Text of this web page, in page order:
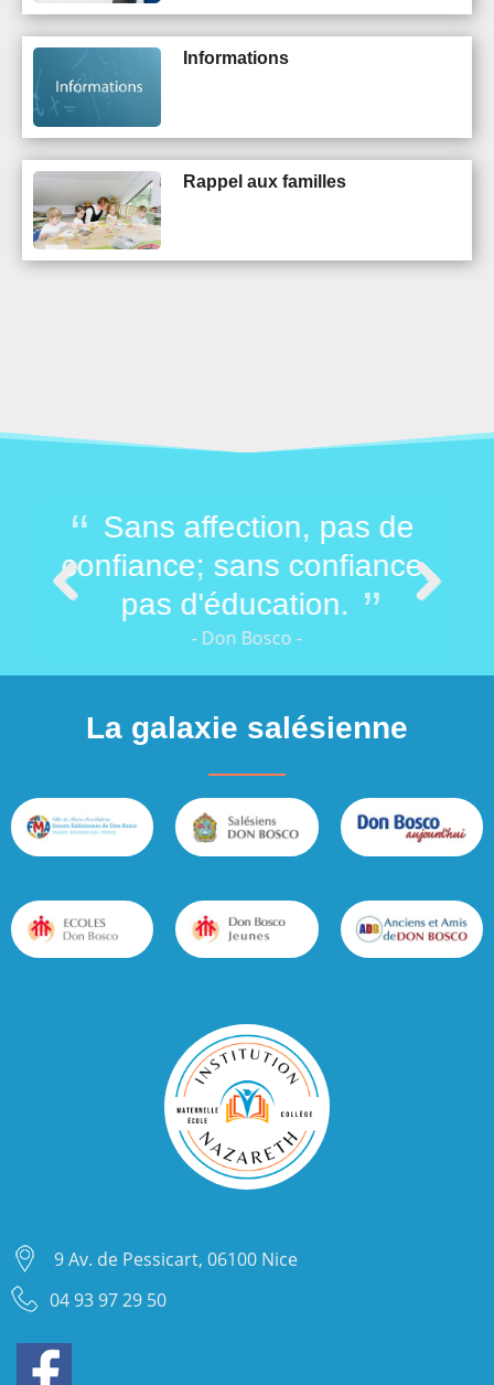
Informations
Rappel aux familles
Sans affection, pas de
confiance; sans confiance,
pas d'éducation.
- Don Bosco -
Previous
La galaxie salésienne
9 Av. de Pessicart, 06100 Nice
04 93 97 29 50